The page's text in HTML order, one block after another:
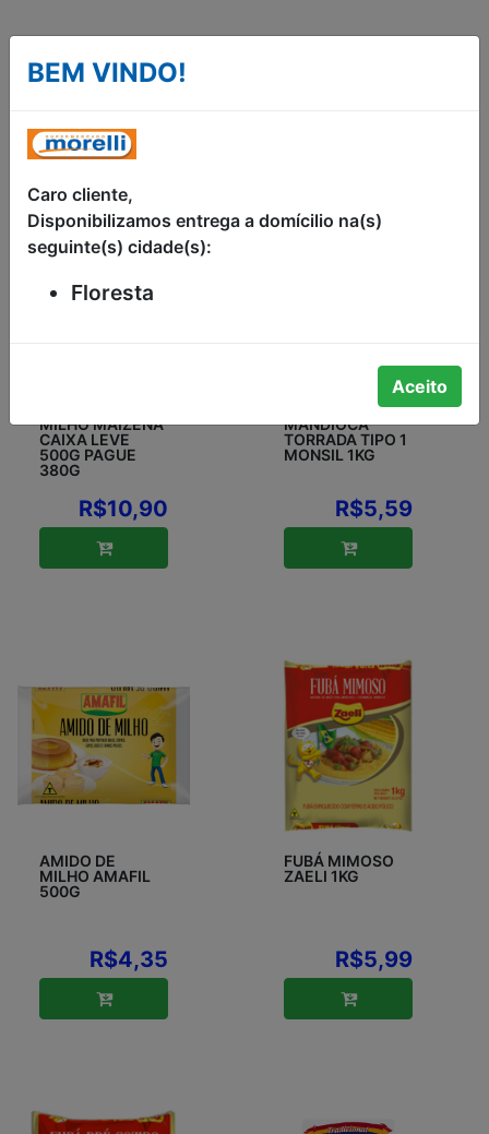
R$3,59
MILHO MAIZENA
CAIXA LEVE
500G PAGUE
380G
R$10,90
MANDIOCA
TORRADA TIPO 1
MONSIL 1KG
R$5,59
AMIDO DE
MILHO AMAFIL
500G
R$4,35
FUBÁ MIMOSO
ZAELI 1KG
R$5,99
BEM VINDO!
Caro cliente,
Disponibilizamos entrega a domícilio na(s)
seguinte(s) cidade(s):
Floresta
Aceito